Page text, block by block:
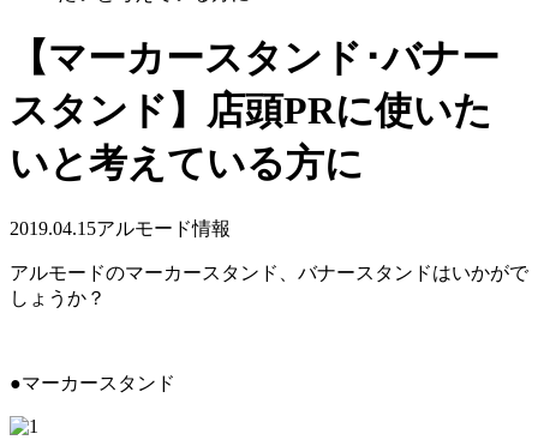
【マーカースタンド･バナー
スタンド】店頭PRに使いた
いと考えている方に
2019.04.15アルモード情報
アルモードのマーカースタンド、バナースタンドはいかがで
しょうか？
●マーカースタンド